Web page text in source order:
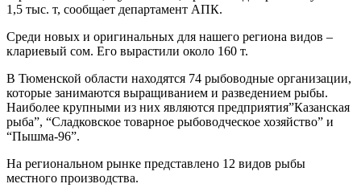
1,5 тыс. т, сообщает департамент АПК.
Среди новых и оригинальных для нашего региона видов –
клариевый сом. Его вырастили около 160 т.
В Тюменской области находятся 74 рыбоводные организации,
которые занимаются выращиванием и разведением рыбы.
Наиболее крупными из них являются предприятия”Казанская
рыба”, “Сладковское товарное рыбоводческое хозяйство” и
“Пышма-96”.
На региональном рынке представлено 12 видов рыбы
местного производства.